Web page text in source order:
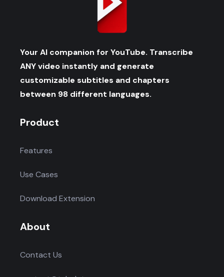
Your AI companion for YouTube. Transcribe
ANY video instantly and generate
customizable subtitles and chapters
between 98 different languages.
Product
Features
Use Cases
Download Extension
About
Contact Us